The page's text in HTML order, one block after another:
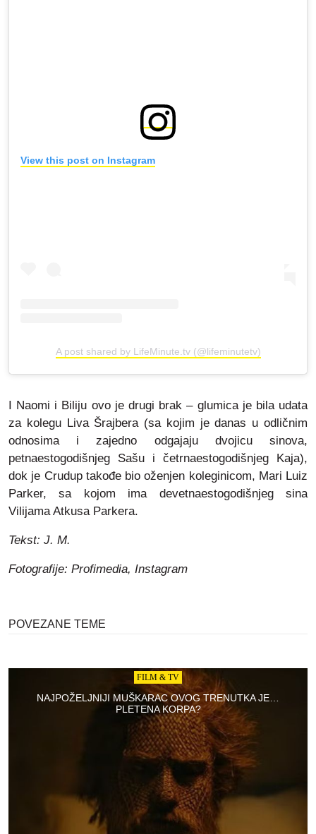
View this post on Instagram
A post shared by LifeMinute.tv (@lifeminutetv)
I Naomi i Biliju ovo je drugi brak – glumica je bila udata
za kolegu Liva Šrajbera (sa kojim je danas u odličnim
odnosima i zajedno odgajaju dvojicu sinova,
petnaestogodišnjeg Sašu i četrnaestogodišnjeg Kaja),
dok je Crudup takođe bio oženjen koleginicom, Mari Luiz
Parker, sa kojom ima devetnaestogodišnjeg sina
Vilijama Atkusa Parkera.
Tekst: J. M.
Fotografije: Profimedia, Instagram
POVEZANE TEME
FILM & TV
NAJPOŽELJNIJI MUŠKARAC OVOG TRENUTKA JE…
PLETENA KORPA?